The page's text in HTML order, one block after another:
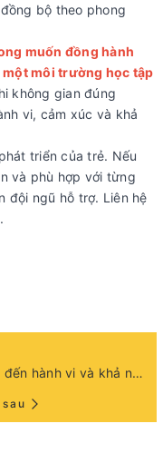
bộ theo phong
muốn đồng hành
môi trường học tập
không gian đúng
vi, cảm xúc và khả
triển của trẻ. Nếu
và phù hợp với từng
đội ngũ hỗ trợ. Liên hệ
Nội thất mầm non ảnh hưởng thế nào đến hành vi và khả năng tập trung của trẻ?